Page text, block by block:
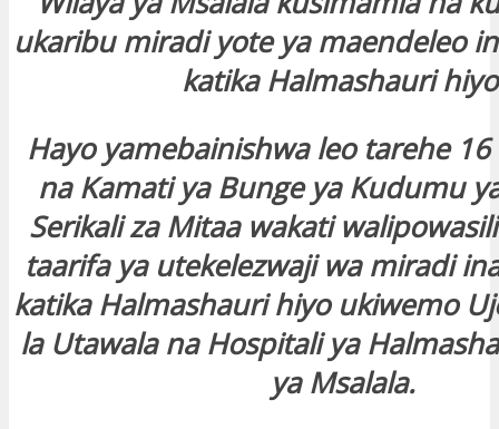
ukaribu miradi yote ya maendeleo
katika Halmashauri
Hayo yamebainishwa leo tarehe
na Kamati ya Bunge ya Kudumu
Serikali za Mitaa wakati
taarifa ya utekelezwaji wa miradi
katika Halmashauri hiyo ukiwemo
la Utawala na Hospitali ya
ya Msalala.